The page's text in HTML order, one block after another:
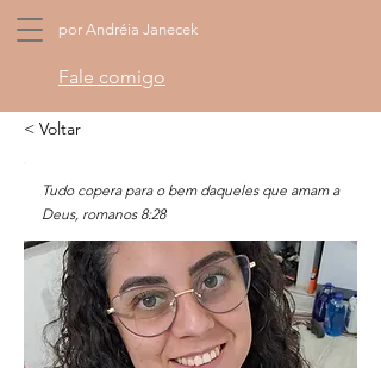
por Andréia Janecek
Fale comigo
< Voltar
Tudo copera para o bem daqueles que amam a
Deus, romanos 8:28